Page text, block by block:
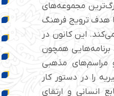
مجموعه‌های
و مذهبی ایران است که از سال ۱۳۷۶ با هدف ترویج فرهنگ
این کانون در
همچون
و مراسم‌های مذهبی
را در دستور کار
انسانی و ارتقای